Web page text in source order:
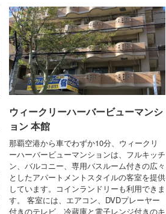
ウィークリーハーバービューマンシ
ョン 本館
那覇空港から車でわずか10分、ウィークリ
ーハーバービューマンションは、フルキッチ
ン、バルコニー、専用バスルーム付きの広々
としたアパートメントスタイルの客室を提供
しています。コインランドリーも利用できま
す。 客室には、エアコン、DVDプレーヤー
付きのテレビ、冷蔵庫と電子レンジ付きのキ